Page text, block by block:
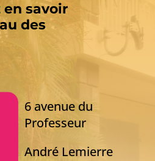
en savoir
des
6 avenue du
Professeur
André Lemierre